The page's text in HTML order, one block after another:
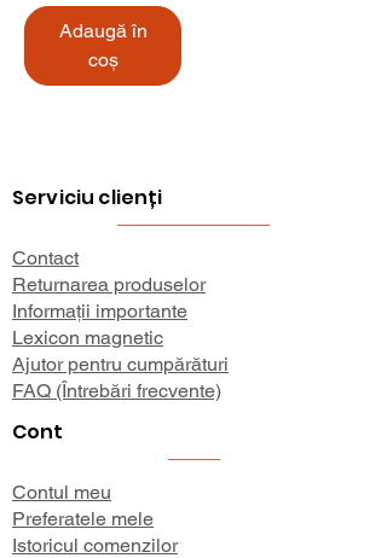
Adaugă în
coș
Serviciu clienți
Contact
Returnarea produselor
Informații importante
Lexicon magnetic
Ajutor pentru cumpărături
FAQ (Întrebări frecvente)
Cont
Contul meu
Preferatele mele
Istoricul comenzilor